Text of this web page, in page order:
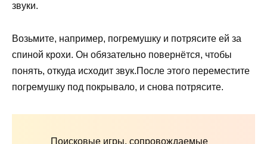
звуки.
Возьмите, например, погремушку и потрясите ей за
спиной крохи. Он обязательно повернётся, чтобы
понять, откуда исходит звук.После этого переместите
погремушку под покрывало, и снова потрясите.
Поисковые игры, сопровождаемые